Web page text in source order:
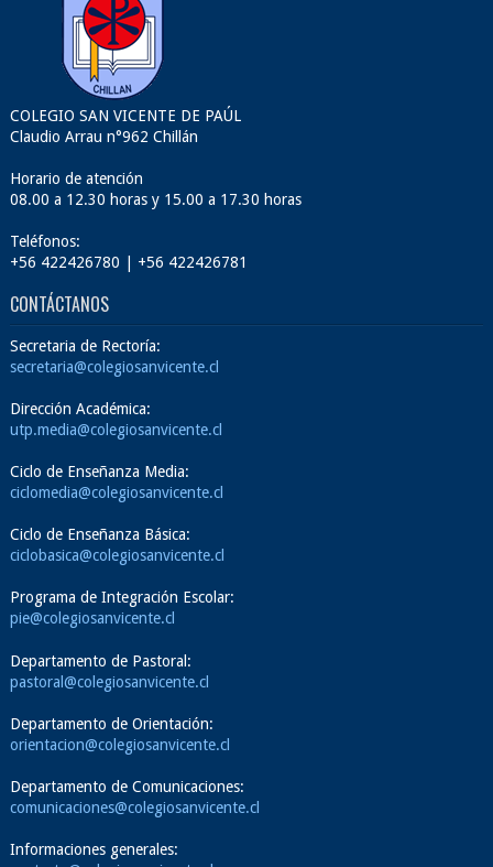
COLEGIO SAN VICENTE DE PAÚL
Claudio Arrau n°962 Chillán
Horario de atención
08.00 a 12.30 horas y 15.00 a 17.30 horas
Teléfonos:
+56 422426780 | +56 422426781
CONTÁCTANOS
Secretaria de Rectoría:
secretaria@colegiosanvicente.cl
Dirección Académica:
utp.media@colegiosanvicente.cl
Ciclo de Enseñanza Media:
ciclomedia@colegiosanvicente.cl
Ciclo de Enseñanza Básica:
ciclobasica@colegiosanvicente.cl
Programa de Integración Escolar:
pie@colegiosanvicente.cl
Departamento de Pastoral:
pastoral@colegiosanvicente.cl
Departamento de Orientación:
orientacion@colegiosanvicente.cl
Departamento de Comunicaciones:
comunicaciones@colegiosanvicente.cl
Informaciones generales: